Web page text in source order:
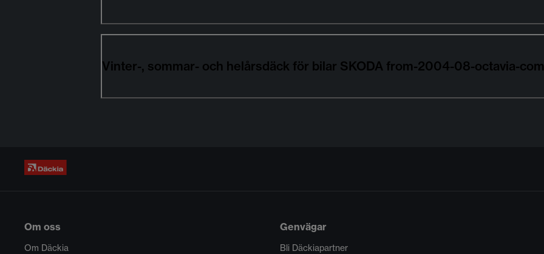
Vinter-, sommar- och helårsdäck för bilar SKODA from-2004-08-octavia-
Om oss
Om Däckia
Genvägar
Bli Däckiapartner